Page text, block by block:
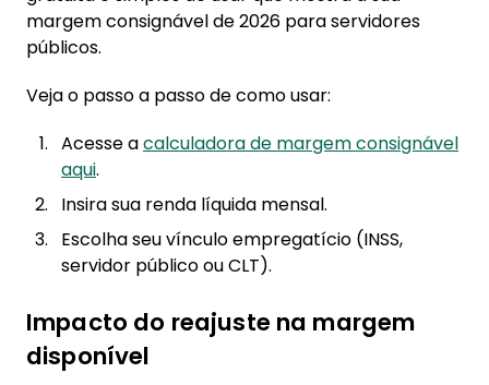
margem consignável de 2026 para servidores
públicos.
Veja o passo a passo de como usar:
Acesse acalculadora de margem consignável
aqui.
Insira sua renda líquida mensal.
Escolha seu vínculo empregatício (INSS,
servidor público ou CLT).
Impacto do reajuste na margem
disponível